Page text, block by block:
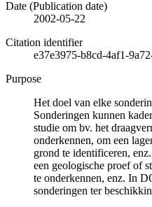
Date (Publication date)
2002-05-22
Citation identifier
e37e3975-b8cd-4af1-
Purpose
Het doel van elke
Sonderingen kunnen
studie om bv. het
onderkennen, om een
grond te identificeren,
een geologische proef of
te onderkennen, enz. In
sonderingen ter